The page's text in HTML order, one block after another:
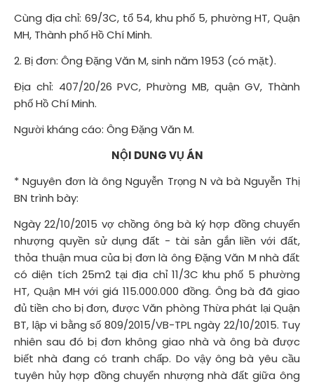
Cùng địa chỉ: 69/3C, tổ 54, khu phố 5, phường HT, Quận
MH, Thành phố Hồ Chí Minh.
2. Bị đơn: Ông Đặng Văn M, sinh năm 1953 (có mặt).
Địa chỉ: 407/20/26 PVC, Phường MB, quận GV, Thành
phố Hồ Chí Minh.
Người kháng cáo: Ông Đặng Văn M.
NỘI DUNG VỤ ÁN
* Nguyên đơn là ông Nguyễn Trọng N và bà Nguyễn Thị
BN trình bày:
Ngày 22/10/2015 vợ chồng ông bà ký hợp đồng chuyển
nhượng quyền sử dụng đất - tài sản gắn liền với đất,
thỏa thuận mua của bị đơn là ông Đặng Văn M nhà đất
có diện tích 25m2 tại địa chỉ 11/3C khu phố 5 phường
HT, Quận MH với giá 115.000.000 đồng. Ông bà đã giao
đủ tiền cho bị đơn, được Văn phòng Thừa phát lại Quận
BT, lập vi bằng số 809/2015/VB-TPL ngày 22/10/2015. Tuy
nhiên sau đó bị đơn không giao nhà và ông bà được
biết nhà đang có tranh chấp. Do vậy ông bà yêu cầu
tuyên hủy hợp đồng chuyển nhượng nhà đất giữa ông